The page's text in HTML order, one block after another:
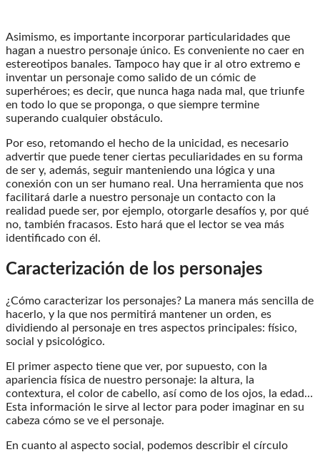
Asimismo, es importante incorporar particularidades que
hagan a nuestro personaje único. Es conveniente no caer en
estereotipos banales. Tampoco hay que ir al otro extremo e
inventar un personaje como salido de un cómic de
superhéroes; es decir, que nunca haga nada mal, que triunfe
en todo lo que se proponga, o que siempre termine
superando cualquier obstáculo.
Por eso, retomando el hecho de la unicidad, es necesario
advertir que puede tener ciertas peculiaridades en su forma
de ser y, además, seguir manteniendo una lógica y una
conexión con un ser humano real. Una herramienta que nos
facilitará darle a nuestro personaje un contacto con la
realidad puede ser, por ejemplo, otorgarle desafíos y, por qué
no, también fracasos. Esto hará que el lector se vea más
identificado con él.
Caracterización de los personajes
¿Cómo caracterizar los personajes? La manera más sencilla de
hacerlo, y la que nos permitirá mantener un orden, es
dividiendo al personaje en tres aspectos principales: físico,
social y psicológico.
El primer aspecto tiene que ver, por supuesto, con la
apariencia física de nuestro personaje: la altura, la
contextura, el color de cabello, así como de los ojos, la edad…
Esta información le sirve al lector para poder imaginar en su
cabeza cómo se ve el personaje.
En cuanto al aspecto social, podemos describir el círculo